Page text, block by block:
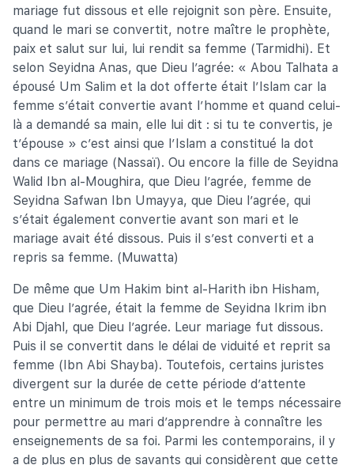
mariage fut dissous et elle rejoignit son père. Ensuite,
quand le mari se convertit, notre maître le prophète,
paix et salut sur lui, lui rendit sa femme (Tarmidhi). Et
selon Seyidna Anas, que Dieu l’agrée: « Abou Talhata a
épousé Um Salim et la dot offerte était l’Islam car la
femme s’était convertie avant l’homme et quand celui-
là a demandé sa main, elle lui dit : si tu te convertis, je
t’épouse » c’est ainsi que l’Islam a constitué la dot
dans ce mariage (Nassaï). Ou encore la fille de Seyidna
Walid Ibn al-Moughira, que Dieu l’agrée, femme de
Seyidna Safwan Ibn Umayya, que Dieu l’agrée, qui
s’était également convertie avant son mari et le
mariage avait été dissous. Puis il s’est converti et a
repris sa femme. (Muwatta)
De même que Um Hakim bint al-Harith ibn Hisham,
que Dieu l’agrée, était la femme de Seyidna Ikrim ibn
Abi Djahl, que Dieu l’agrée. Leur mariage fut dissous.
Puis il se convertit dans le délai de viduité et reprit sa
femme (Ibn Abi Shayba). Toutefois, certains juristes
divergent sur la durée de cette période d’attente
entre un minimum de trois mois et le temps nécessaire
pour permettre au mari d’apprendre à connaître les
enseignements de sa foi. Parmi les contemporains, il y
a de plus en plus de savants qui considèrent que cette